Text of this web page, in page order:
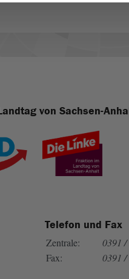
von Sachsen-
Telefon und Fax
Zentrale:
0391
Fax:
0391